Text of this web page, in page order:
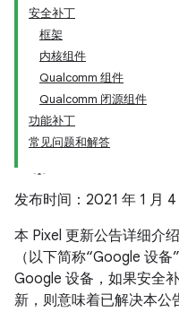
安全补丁
框架
内核组件
Qualcomm 组件
Qualcomm 闭源组件
功能补丁
常见问题和解答
发布时间：2021 年 1 月
本 Pixel 更新公告详细介
（以下简称“Google 设
Google 设备，如果安全
新，则意味着已解决本公